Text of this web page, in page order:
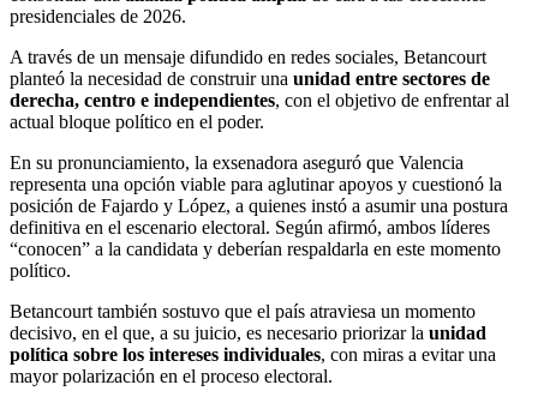
presidenciales de 2026.
A través de un mensaje difundido en redes sociales, Betancourt
planteó la necesidad de construir una unidad entre sectores de
derecha, centro e independientes, con el objetivo de enfrentar al
actual bloque político en el poder.
En su pronunciamiento, la exsenadora aseguró que Valencia
representa una opción viable para aglutinar apoyos y cuestionó la
posición de Fajardo y López, a quienes instó a asumir una postura
definitiva en el escenario electoral. Según afirmó, ambos líderes
“conocen” a la candidata y deberían respaldarla en este momento
político.
Betancourt también sostuvo que el país atraviesa un momento
decisivo, en el que, a su juicio, es necesario priorizar la unidad
política sobre los intereses individuales, con miras a evitar una
mayor polarización en el proceso electoral.